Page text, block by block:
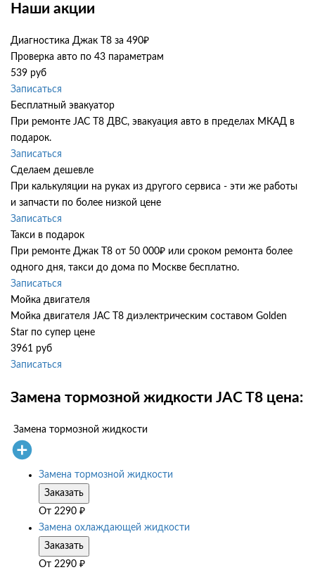
Наши акции
Диагностика Джак Т8 за 490₽
Проверка авто по 43 параметрам
539 руб
Записаться
Бесплатный эвакуатор
При ремонте JAC T8 ДВС, эвакуация авто в пределах МКАД в
подарок.
Записаться
Сделаем дешевле
При калькуляции на руках из другого сервиса - эти же работы
и запчасти по более низкой цене
Записаться
Такси в подарок
При ремонте Джак Т8 от 50 000₽ или сроком ремонта более
одного дня, такси до дома по Москве бесплатно.
Записаться
Мойка двигателя
Мойка двигателя JAC T8 диэлектрическим составом Golden
Star по супер цене
3961 руб
Записаться
Замена тормозной жидкости JAC T8 цена:
Замена тормозной жидкости
Замена тормозной жидкости
Заказать
От 2290 ₽
Замена охлаждающей жидкости
Заказать
От 2290 ₽